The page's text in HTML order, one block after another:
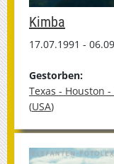
Kimba
17.07.1991 -
Gestorben:
Texas - Houston
(USA)